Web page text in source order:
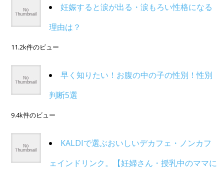
妊娠すると涙が出る・涙もろい性格になる
理由は？
11.2k件のビュー
早く知りたい！お腹の中の子の性別！性別
判断5選
9.4k件のビュー
KALDIで選ぶおいしいデカフェ・ノンカフ
ェインドリンク。【妊婦さん・授乳中のママに